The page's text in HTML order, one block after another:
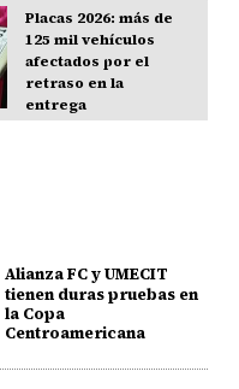
Placas 2026: más de
125 mil vehículos
afectados por el
retraso en la
entrega
Alianza FC y UMECIT
tienen duras pruebas en
la Copa
Centroamericana